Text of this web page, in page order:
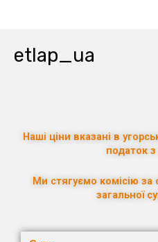
etlap_ua
Наші ціни вказані в
податок
Ми стягуємо комісію за
загальної